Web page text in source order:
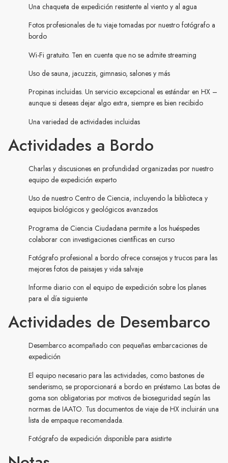
Una chaqueta de expedición resistente al viento y al agua
Fotos profesionales de tu viaje tomadas por nuestro fotógrafo a
bordo
Wi-Fi gratuito. Ten en cuenta que no se admite streaming
Uso de sauna, jacuzzis, gimnasio, salones y más
Propinas incluidas. Un servicio excepcional es estándar en HX –
aunque si deseas dejar algo extra, siempre es bien recibido
Una variedad de actividades incluidas
Actividades a Bordo
Charlas y discusiones en profundidad organizadas por nuestro
equipo de expedición experto
Uso de nuestro Centro de Ciencia, incluyendo la biblioteca y
equipos biológicos y geológicos avanzados
Programa de Ciencia Ciudadana permite a los huéspedes
colaborar con investigaciones científicas en curso
Fotógrafo profesional a bordo ofrece consejos y trucos para las
mejores fotos de paisajes y vida salvaje
Informe diario con el equipo de expedición sobre los planes
para el día siguiente
Actividades de Desembarco
Desembarco acompañado con pequeñas embarcaciones de
expedición
El equipo necesario para las actividades, como bastones de
senderismo, se proporcionará a bordo en préstamo. Las botas de
goma son obligatorias por motivos de bioseguridad según las
normas de IAATO. Tus documentos de viaje de HX incluirán una
lista de empaque recomendada.
Fotógrafo de expedición disponible para asistirte